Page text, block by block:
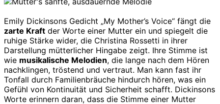
Emily Dickinsons Gedicht „My Mother’s Voice“ fängt die
zarte Kraft der Worte einer Mutter ein und spiegelt die
ruhige Stärke wider, die Christina Rossetti in ihrer
Darstellung mütterlicher Hingabe zeigt. Ihre Stimme ist
wie musikalische Melodien, die lange nach dem Hören
nachklingen, tröstend und vertraut. Man kann fast ihr
Tonfall durch Familienbräuche hindurch hören, was ein
Gefühl von Kontinuität und Sicherheit schafft. Dickinsons
Worte erinnern daran, dass die Stimme einer Mutter